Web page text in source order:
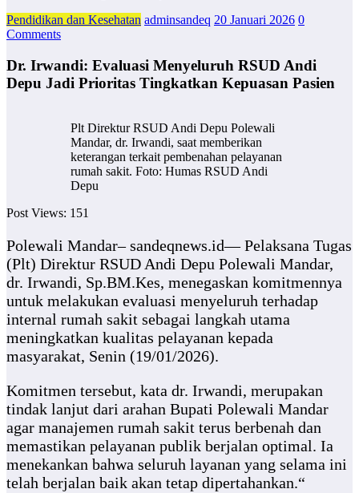
Pendidikan dan Kesehatan adminsandeq 20 Januari 2026 0
Comments
Dr. Irwandi: Evaluasi Menyeluruh RSUD Andi
Depu Jadi Prioritas Tingkatkan Kepuasan Pasien
Plt Direktur RSUD Andi Depu Polewali
Mandar, dr. Irwandi, saat memberikan
keterangan terkait pembenahan pelayanan
rumah sakit. Foto: Humas RSUD Andi
Depu
Post Views: 151
Polewali Mandar– sandeqnews.id— Pelaksana Tugas
(Plt) Direktur RSUD Andi Depu Polewali Mandar,
dr. Irwandi, Sp.BM.Kes, menegaskan komitmennya
untuk melakukan evaluasi menyeluruh terhadap
internal rumah sakit sebagai langkah utama
meningkatkan kualitas pelayanan kepada
masyarakat, Senin (19/01/2026).
Komitmen tersebut, kata dr. Irwandi, merupakan
tindak lanjut dari arahan Bupati Polewali Mandar
agar manajemen rumah sakit terus berbenah dan
memastikan pelayanan publik berjalan optimal. Ia
menekankan bahwa seluruh layanan yang selama ini
telah berjalan baik akan tetap dipertahankan.“